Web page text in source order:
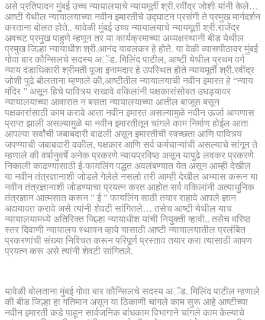
असे प्रतिपादन मुंबई उच्च न्यायालयाचे न्यायमूर्ती श्री.रवींद्र जोशी यांनी केले…
आष्टी येथील न्यायालयाच्या नवीन इमारतीचे उद्घाटन प्रसंगी ते प्रमुख मार्गदर्शन
करताना बोलत होते.. यावेळी मुंबई उच्च न्यायालयाचे न्यायमूर्ती श्री.राजेंद्र
अवचट प्रमुख पाहुणे म्हणून तर या कार्यक्रमाच्या अध्यक्षस्थानी बीड येथील
प्रमुख जिल्हा न्यायाधीश श्री.आनंद यावलकर हे होते. या वेळी व्यासपीठावर मुंबई
गोवा बार कौन्सिलचे सदस्य अॅड. मिलिंद पाटील, आष्टी येथील प्रथम वर्ग
न्याय दंडाधिकारी श्रीमती पूजा इनामदार हे उपस्थित होते न्यायमूर्ती श्री.रवींद्र
जोशी पुढे बोलताना म्हणाले की,आष्टीतील न्यायालयाची नवीन इमारत हे “न्याय
मंदिर ” असून हिचे पावित्र्य राखावे वकिलांनी पक्षकारांसोबत उघड्यावर
न्यायालयाच्या आवारात न बसता न्यायालयाच्या आतील बाजूस बसून
पक्षकारांसाठी काम करावे आता नवीन इमारत असल्यामुळे नवीन ऊर्जा आपणास
प्राप्त झाली असल्यामुळे या नवीन इमारतीतून चांगले काम निर्माण होईल आता
आपल्या सर्वांची जबाबदारी वाढली असून इमारतीची स्वच्छता आणि पावित्र्य
जपण्याची जबाबदारी वकील, पक्षकार आणि सर्व कर्मचाऱ्यांची असल्याचे सांगून ते
म्हणाले की वर्षानुवर्षे अनेक प्रकरणे न्यायप्रविष्ठ असून यापुढे लवकर प्रकरणे
निकाली काढण्यासाठी ई-फायलिंग पद्धत अवलंबण्यात येत असून आम्ही देखील
या नवीन तंत्रज्ञानाशी जोडले गेलेले नसलो तरी आम्ही देखील अभ्यास करून या
नवीन तंत्रज्ञानाशी जोडण्याचा प्रयत्न करत आहोत सर्व वकिलांनी अत्याधुनिक
तंत्रज्ञान आत्मसात करून ” ई ” फायलिंग साठी तयार राहावे आपले ज्ञान
अद्ययावत करावे असे त्यांनी शेवटी सांगितले… तसेच आष्टी येथील याच
न्यायालयामध्ये अतिरिक्त जिल्हा न्यायाधीश यांची नियुक्ती व्हावी.. तसेच वरिष्ठ
स्तर दिवाणी न्यायालय स्थापन व्हावे यासाठी आष्टी न्यायालयातील प्रलंबित
प्रकरणांची संख्या निश्चित करून परिपूर्ण प्रस्ताव तयार करा त्यासाठी आपण
प्रयत्न करू असे त्यांनी शेवटी सांगितले.
यावेळी बोलताना मुंबई गोवा बार कौन्सिलचे सदस्य अॅड. मिलिंद पाटील म्हणाले
की बीड जिल्हा हा गतिमान असून या ठिकाणी चांगले काम सुरू आहे आष्टीच्या
नवीन इमारती कडे पाहून सार्वजनिक बांधकाम विभागाने चांगले काम केल्याचे